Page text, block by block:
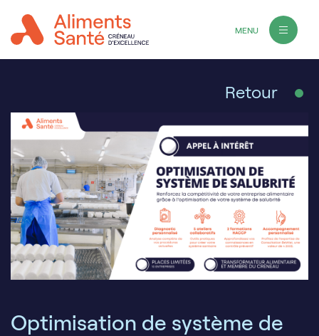
MENU
Retour
Optimisation de système de